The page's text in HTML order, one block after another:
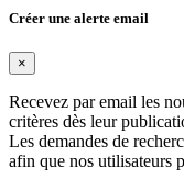
Créer une alerte email
×
Recevez par email les
critères dès leur
Les demandes de
afin que nos utilisateurs